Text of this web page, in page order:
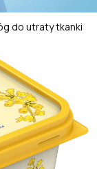
do utraty tkanki